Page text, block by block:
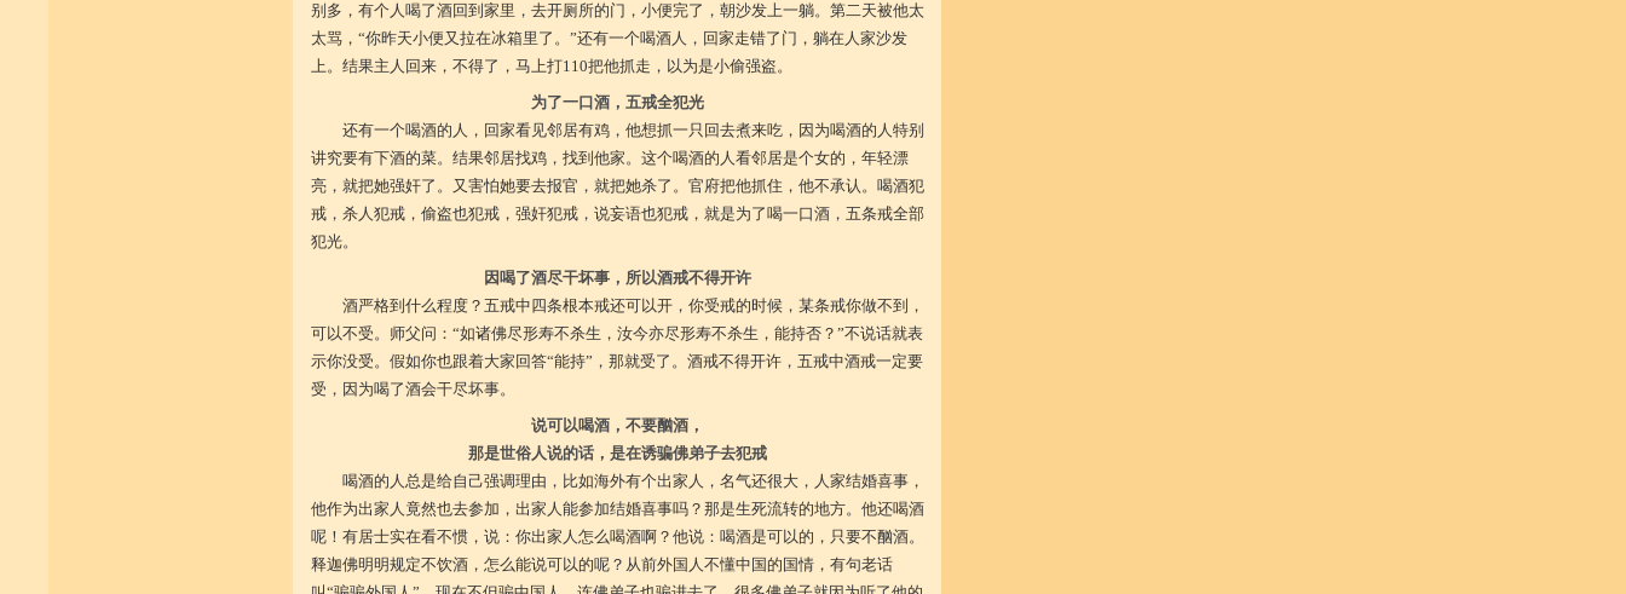
别多，有个人喝了酒回到家里，去开厕所的门，小便完了，朝沙发上一躺。第二天被他太
太骂，“你昨天小便又拉在冰箱里了。”还有一个喝酒人，回家走错了门，躺在人家沙发
上。结果主人回来，不得了，马上打110把他抓走，以为是小偷强盗。
为了一口酒，五戒全犯光
还有一个喝酒的人，回家看见邻居有鸡，他想抓一只回去煮来吃，因为喝酒的人特别
讲究要有下酒的菜。结果邻居找鸡，找到他家。这个喝酒的人看邻居是个女的，年轻漂
亮，就把她强奸了。又害怕她要去报官，就把她杀了。官府把他抓住，他不承认。喝酒犯
戒，杀人犯戒，偷盗也犯戒，强奸犯戒，说妄语也犯戒，就是为了喝一口酒，五条戒全部
犯光。
因喝了酒尽干坏事，所以酒戒不得开许
酒严格到什么程度？五戒中四条根本戒还可以开，你受戒的时候，某条戒你做不到，
可以不受。师父问：“如诸佛尽形寿不杀生，汝今亦尽形寿不杀生，能持否？”不说话就表
示你没受。假如你也跟着大家回答“能持”，那就受了。酒戒不得开许，五戒中酒戒一定要
受，因为喝了酒会干尽坏事。
说可以喝酒，不要酗酒，
那是世俗人说的话，是在诱骗佛弟子去犯戒
喝酒的人总是给自己强调理由，比如海外有个出家人，名气还很大，人家结婚喜事，
他作为出家人竟然也去参加，出家人能参加结婚喜事吗？那是生死流转的地方。他还喝酒
呢！有居士实在看不惯，说：你出家人怎么喝酒啊？他说：喝酒是可以的，只要不酗酒。
释迦佛明明规定不饮酒，怎么能说可以的呢？从前外国人不懂中国的国情，有句老话